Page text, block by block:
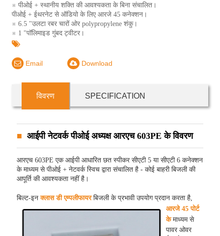
※ पीओई + स्थानीय शक्ति की आवश्यकता के बिना संचालित।
पीओई + ईथरनेट से ऑडियो के लिए आरजे 45 कनेक्शन।
※ 6.5 "उलटा रबर चारों ओर polypropylene शंकु।
※ 1 "पॉलिमाइड गुंबद ट्वीटर।
Email Download
विवरण SPECIFICATION
आईपी ​​नेटवर्क पीओई अध्यक्ष आरएच 603PE के विवरण
आरएच 603PE एक आईपी आधारित छत स्पीकर सीएटी 5 या सीएटी 6 कनेक्शन
के माध्यम से पीओई + नेटवर्क स्विच द्वारा संचालित है - कोई बाहरी बिजली की
आपूर्ति की आवश्यकता नहीं है।
बिल्ट-इनक्लास डी एम्पलीफायरबिजली के प्रभावी उपयोग प्रदान करता है,
आरजे 45 पोर्ट
केमाध्यम से
पावर ओवर